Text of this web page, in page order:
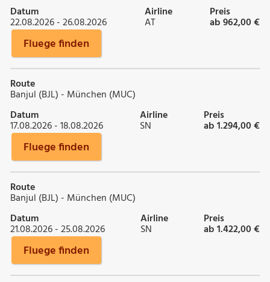
Datum
22.08.2026 - 26.08.2026
Airline
AT
Preis
ab 962,00 €
Fluege finden
Route
Banjul (BJL) - München (MUC)
Datum
17.08.2026 - 18.08.2026
Airline
SN
Preis
ab 1.294,00 €
Fluege finden
Route
Banjul (BJL) - München (MUC)
Datum
21.08.2026 - 25.08.2026
Airline
SN
Preis
ab 1.422,00 €
Fluege finden